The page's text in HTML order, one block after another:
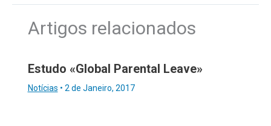
Artigos relacionados
Estudo «Global Parental Leave»
Notícias • 2 de Janeiro, 2017